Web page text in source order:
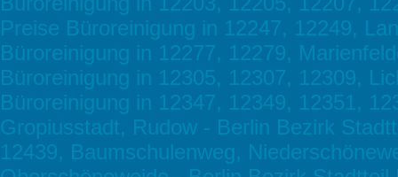
Preise Büroreinigung in 12247, 12249,
Büroreinigung in 12277, 12279,
Büroreinigung in 12305, 12307, 12309,
Büroreinigung in 12347, 12349, 12351,
Gropiusstadt, Rudow - Berlin Bezirk
12439, Baumschulenweg,